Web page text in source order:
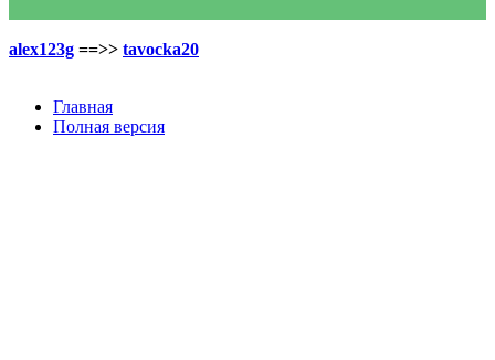
alex123g ==>> tavocka20
Главная
Полная версия